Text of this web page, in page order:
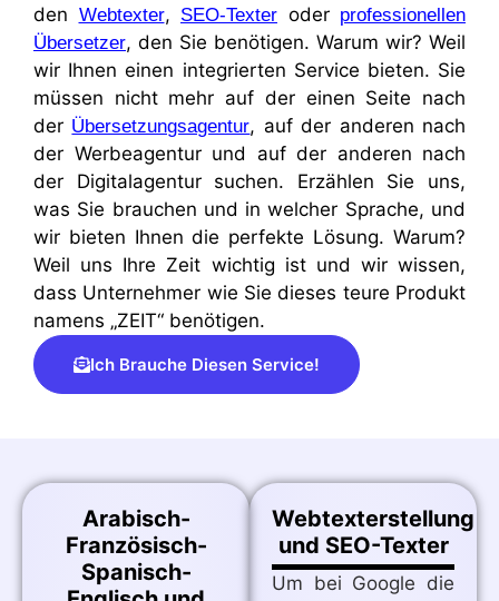
den Webtexter, SEO-Texter oder professionellen
Übersetzer, den Sie benötigen. Warum wir? Weil
wir Ihnen einen integrierten Service bieten. Sie
müssen nicht mehr auf der einen Seite nach
der Übersetzungsagentur, auf der anderen nach
der Werbeagentur und auf der anderen nach
der Digitalagentur suchen. Erzählen Sie uns,
was Sie brauchen und in welcher Sprache, und
wir bieten Ihnen die perfekte Lösung. Warum?
Weil uns Ihre Zeit wichtig ist und wir wissen,
dass Unternehmer wie Sie dieses teure Produkt
namens „ZEIT“ benötigen.
Ich Brauche Diesen Service!
Arabisch-
Französisch-
Spanisch-
Webtexterstellung
und SEO-Texter
Um bei Google die